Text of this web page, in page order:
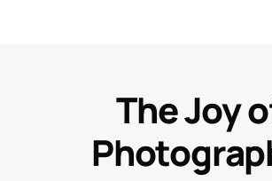
The Joy